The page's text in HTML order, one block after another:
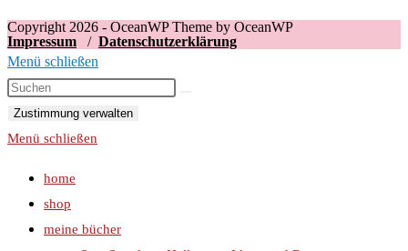
Copyright 2026 - OceanWP Theme by OceanWP
Impressum / Datenschutzerklärung
Menü schließen
Zustimmung verwalten
Menü schließen
home
shop
meine bücher